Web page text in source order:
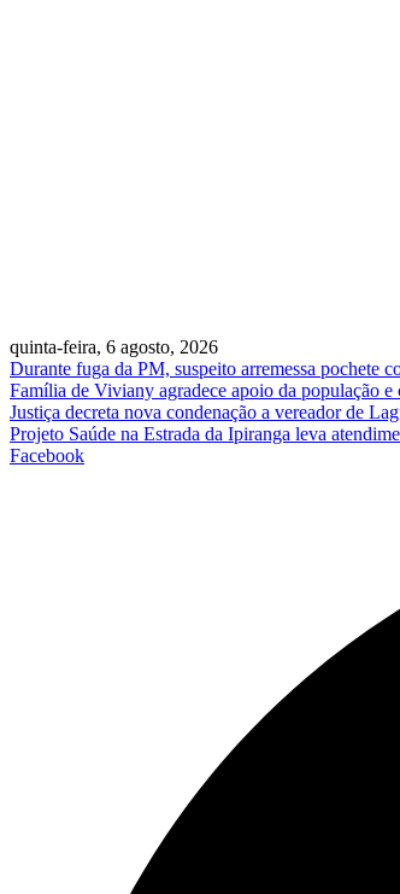
quinta-feira, 6 agosto, 2026
Durante fuga da PM, suspeito arremessa pochete
Família de Viviany agradece apoio da população
Justiça decreta nova condenação a vereador de
Projeto Saúde na Estrada da Ipiranga leva
Facebook